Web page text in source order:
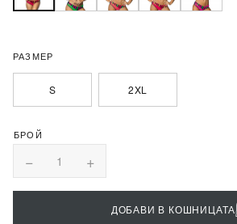
РАЗМЕР
S 2XL
− 1 +
ДОБАВИ В КОШНИЦАТА